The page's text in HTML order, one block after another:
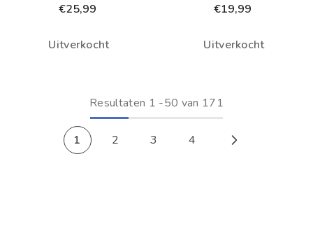
€25,99
Uitverkocht
€19,99
Uitverkocht
Resultaten 1 -50 van 171
1 2 3 4